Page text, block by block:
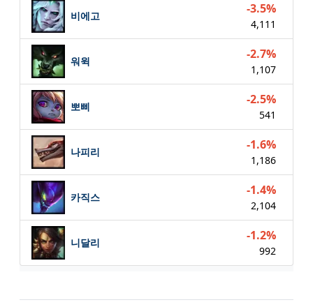
비에고 -3.5%
4,111
워윅 -2.7%
1,107
뽀삐 -2.5%
541
나피리 -1.6%
1,186
카직스 -1.4%
2,104
니달리 -1.2%
992